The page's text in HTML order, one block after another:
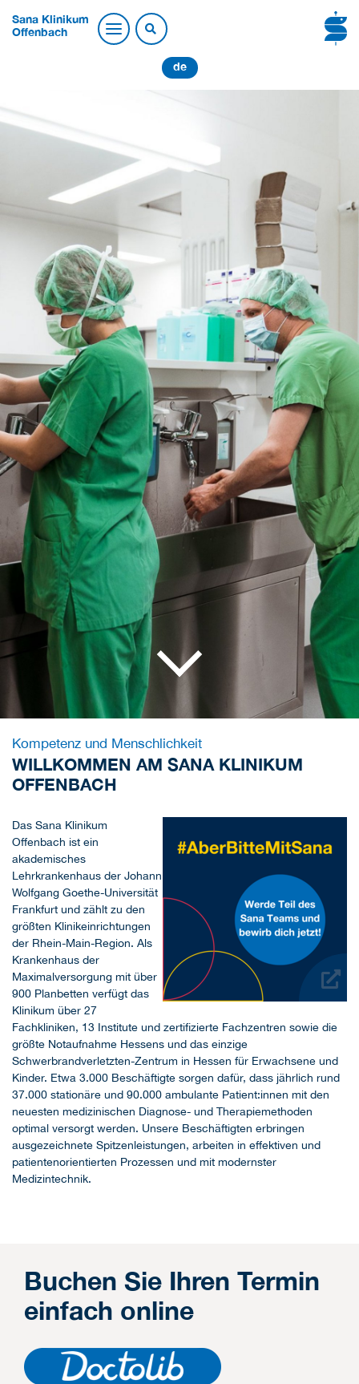
Sana Klinikum
Offenbach
de
Kompetenz und Menschlichkeit
WILLKOMMEN AM SANA KLINIKUM
OFFENBACH
Das Sana Klinikum
Offenbach ist ein
akademisches
Lehrkrankenhaus der Johann
Wolfgang Goethe-Universität
Frankfurt und zählt zu den
größten Klinikeinrichtungen
der Rhein-Main-Region. Als
Krankenhaus der
Maximalversorgung mit über
900 Planbetten verfügt das
Klinikum über 27
Fachkliniken, 13 Institute und zertifizierte Fachzentren sowie die
größte Notaufnahme Hessens und das einzige
Schwerbrandverletzten-Zentrum in Hessen für Erwachsene und
Kinder. Etwa 3.000 Beschäftigte sorgen dafür, dass jährlich rund
37.000 stationäre und 90.000 ambulante Patient:innen mit den
neuesten medizinischen Diagnose- und Therapiemethoden
optimal versorgt werden. Unsere Beschäftigten erbringen
ausgezeichnete Spitzenleistungen, arbeiten in effektiven und
patientenorientierten Prozessen und mit modernster
Medizintechnik.
Buchen Sie Ihren Termin
einfach online